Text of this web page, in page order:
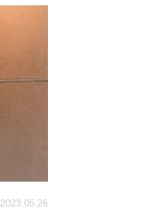
2023.05.26